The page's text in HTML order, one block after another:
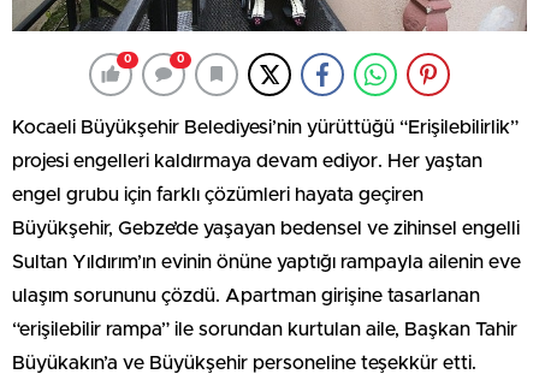
0 0
Kocaeli Büyükşehir Belediyesi’nin yürüttüğü “Erişilebilirlik”
projesi engelleri kaldırmaya devam ediyor. Her yaştan
engel grubu için farklı çözümleri hayata geçiren
Büyükşehir, Gebze’de yaşayan bedensel ve zihinsel engelli
Sultan Yıldırım’ın evinin önüne yaptığı rampayla ailenin eve
ulaşım sorununu çözdü. Apartman girişine tasarlanan
“erişilebilir rampa” ile sorundan kurtulan aile, Başkan Tahir
Büyükakın’a ve Büyükşehir personeline teşekkür etti.